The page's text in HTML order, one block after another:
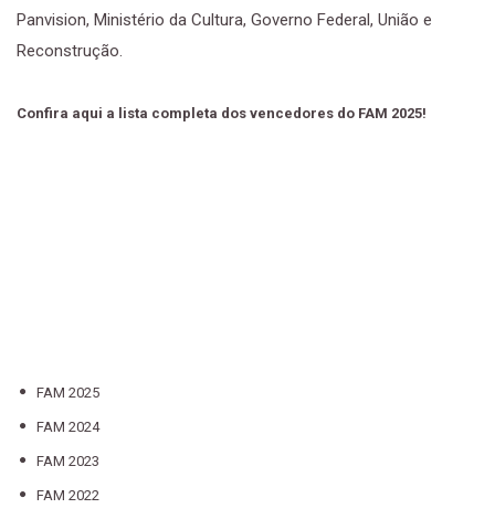
Panvision, Ministério da Cultura, Governo Federal, União e
Reconstrução.
Confira aqui a lista completa dos vencedores do FAM 2025!
FAM 2025
FAM 2024
FAM 2023
FAM 2022